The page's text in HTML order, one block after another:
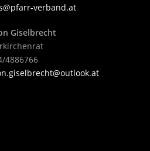
verband.at
Giselbrecht
4886766